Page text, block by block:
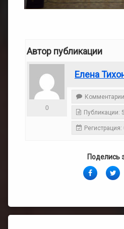
Автор публикации
Елена
0
Публикации:
Регистрация:
Поделись
Facebook